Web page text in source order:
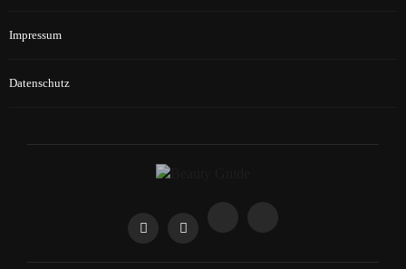
Impressum
Datenschutz